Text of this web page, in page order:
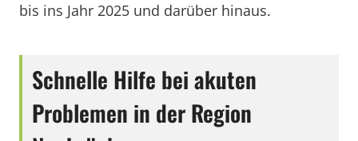
bis ins Jahr 2025 und darüber hinaus.
Schnelle Hilfe bei akuten
Problemen in der Region